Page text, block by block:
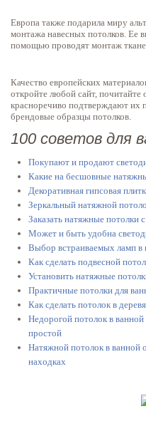
Европа также подарила миру
монтажа навесных потолков. Ее
помощью проводят монтаж
Качество европейских
откройте любой сайт, почитайте
красноречиво подтверждают их
брендовые образцы потолков.
100 советов для
Покупают и продают
Какие на бесшовные
Декоративная гипсовая
Зеркальный натяжной
Заказать натяжные потолки
Может и быть удобна
Выбор встраиваемых ламп в
Как сделать подвесной
Установить натяжные
Практичные потолки для
Как сделать потолок в
Недорогой потолок в ванной
простой
Натяжной потолок в ванной
находках